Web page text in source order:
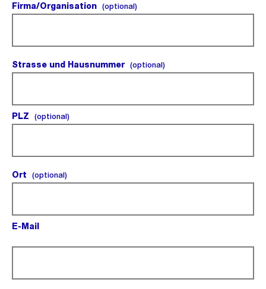
Firma/Organisation (optional)(optional).
Strasse und Hausnummer (optional)(optional).
PLZ (optional)(optional).
Ort (optional)(optional).
E-Mail